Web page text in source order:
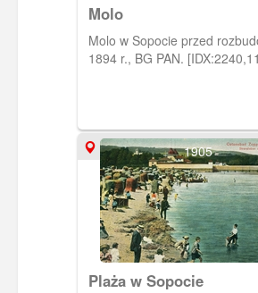
Molo
Molo w Sopocie przed
1894 r., BG PAN.
1905
Plaża w Sopocie